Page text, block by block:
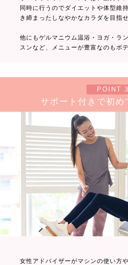
同時に行うのでダイエットや体型維
き締まったしなやかなカラダを目指せ
他にもゲルマニウム温浴・ヨガ・ラ
スンなど、メニューが豊富なのもボ
POINT 3
サポート付きで初め
女性アドバイザーがマシンの使い方